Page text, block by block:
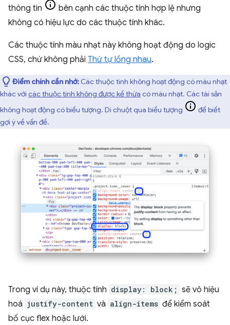
thông tin
bên cạnh các thuộc tính hợp lệ nhưng
không có hiệu lực do các thuộc tính khác.
Các thuộc tính màu nhạt này không hoạt động do logic
CSS, chứ không phải Thứ tự lồng nhau.
Điểm chính cần nhớ: Các thuộc tính không hoạt động có màu nhạt
khác với các thuộc tính không được kế thừa có màu nhạt. Các tài sản
không hoạt động có biểu tượng. Di chuột qua biểu tượng
để biết
gợi ý về vấn đề.
Trong ví dụ này, thuộc tính display: block; sẽ vô hiệu
hoá justify-content và align-items để kiểm soát
bố cục flex hoặc lưới.